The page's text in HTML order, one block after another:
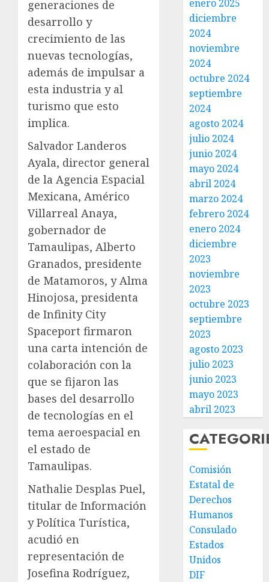
generaciones de
desarrollo y
crecimiento de las
nuevas tecnologías,
además de impulsar a
esta industria y al
turismo que esto
implica.
Salvador Landeros
Ayala, director general
de la Agencia Espacial
Mexicana, Américo
Villarreal Anaya,
gobernador de
Tamaulipas, Alberto
Granados, presidente
de Matamoros, y Alma
Hinojosa, presidenta
de Infinity City
Spaceport firmaron
una carta intención de
colaboración con la
que se fijaron las
bases del desarrollo
de tecnologías en el
tema aeroespacial en
el estado de
Tamaulipas.
Nathalie Desplas Puel,
titular de Información
y Política Turística,
acudió en
representación de
Josefina Rodríguez,
enero 2025
diciembre
2024
noviembre
2024
octubre 2024
septiembre
2024
agosto 2024
julio 2024
junio 2024
mayo 2024
abril 2024
marzo 2024
febrero 2024
enero 2024
diciembre
2023
noviembre
2023
octubre 2023
septiembre
2023
agosto 2023
julio 2023
junio 2023
mayo 2023
abril 2023
Comisión
Estatal de
Derechos
Humanos
Consulado
Estados
Unidos
DIF